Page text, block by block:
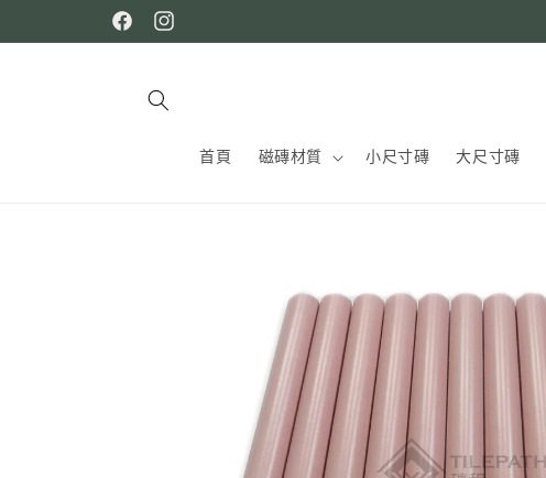
FacebookInstagram
首頁 磁磚材質 小尺寸磚 大尺寸磚